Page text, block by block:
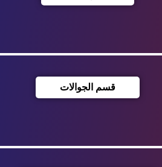
قسم الجوالات